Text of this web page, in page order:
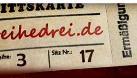
und Kleinkunst